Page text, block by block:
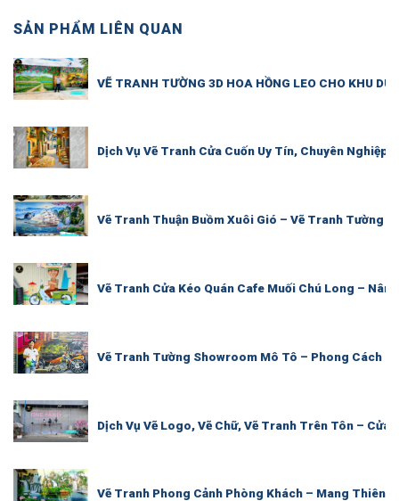
SẢN PHẨM LIÊN QUAN
VẼ TRANH TƯỜNG 3D HOA HỒNG LEO CHO KHU
Dịch Vụ Vẽ Tranh Cửa Cuốn Uy Tín, Chuyên Nghiệp
Vẽ Tranh Thuận Buồm Xuôi Gió – Vẽ Tranh Tường
Vẽ Tranh Cửa Kéo Quán Cafe Muối Chú Long –
Vẽ Tranh Tường Showroom Mô Tô – Phong Cách
Dịch Vụ Vẽ Logo, Vẽ Chữ, Vẽ Tranh Trên Tôn – Cửa
Vẽ Tranh Phong Cảnh Phòng Khách – Mang Thiên